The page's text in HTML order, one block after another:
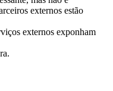
externos estão
externos exponham